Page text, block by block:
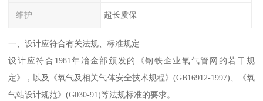
维护 超长质保
一、设计应符合有关法规、标准规定
设计应符合1981年冶金部颁发的《钢铁企业氧气管网的若干规
定》，以及《氧气及相关气体安全技术规程》(GB16912-1997)、《氧
气站设计规范》(G030-91)等法规标准的要求。